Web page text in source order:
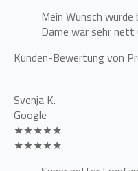
Mein Wunsch
Dame war sehr nett
Kunden-Bewertung von
Svenja K.
Google
★★★★★
★★★★★